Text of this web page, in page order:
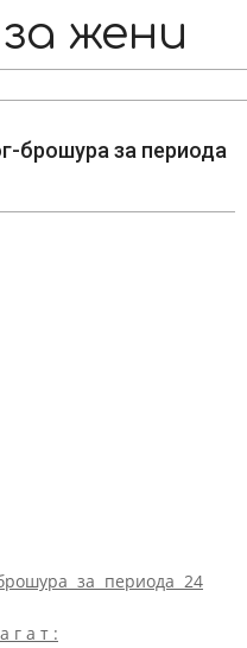
жени
брошура за периода
за периода 24
т :